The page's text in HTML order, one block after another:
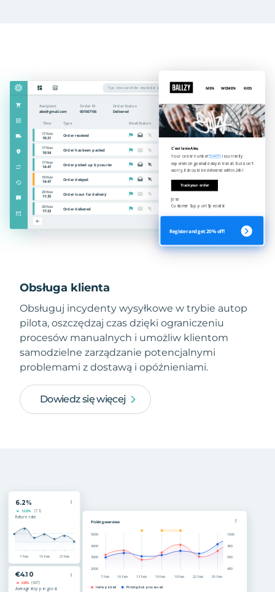
Obsługa klienta
Obsługuj incydenty wysyłkowe w trybie autop
pilota, oszczędzaj czas dzięki ograniczeniu
procesów manualnych i umożliw klientom
samodzielne zarządzanie potencjalnymi
problemami z dostawą i opóźnieniami.
Dowiedz się więcej